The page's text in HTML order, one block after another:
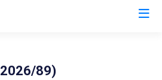
89)